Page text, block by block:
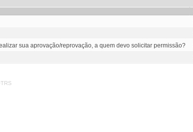
sua aprovação/reprovação, a quem devo solicitar permissão?